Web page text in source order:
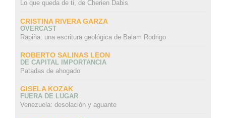
Lo que queda de ti, de Cherien Dabis
CRISTINA RIVERA GARZA
OVERCAST
Rapiña: una escritura geológica de Balam Rodrigo
ROBERTO SALINAS LEON
DE CAPITAL IMPORTANCIA
Patadas de ahogado
GISELA KOZAK
FUERA DE LUGAR
Venezuela: desolación y aguante